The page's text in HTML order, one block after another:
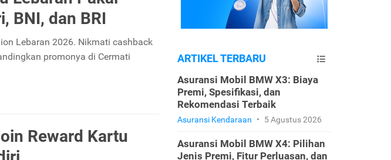
BNI, dan BRI
Lebaran 2026. Nikmati cashback
promonya di Cermati
Reward Kartu
ARTIKEL TERBARU
Asuransi Mobil BMW X3: Biaya
Premi, Spesifikasi, dan
Rekomendasi Terbaik
Asuransi Kendaraan • 5 Agustus 2026
Asuransi Mobil BMW X4: Pilihan
Jenis Premi, Fitur Perluasan, dan